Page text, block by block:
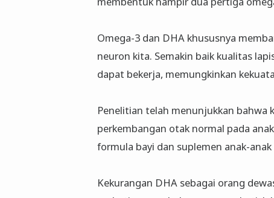
Omega-3 dan DHA khususnya
neuron kita. Semakin baik kualitas
dapat bekerja, memungkinkan
Penelitian telah menunjukkan bahwa
perkembangan otak normal pada
formula bayi dan suplemen anak-
Kekurangan DHA sebagai orang